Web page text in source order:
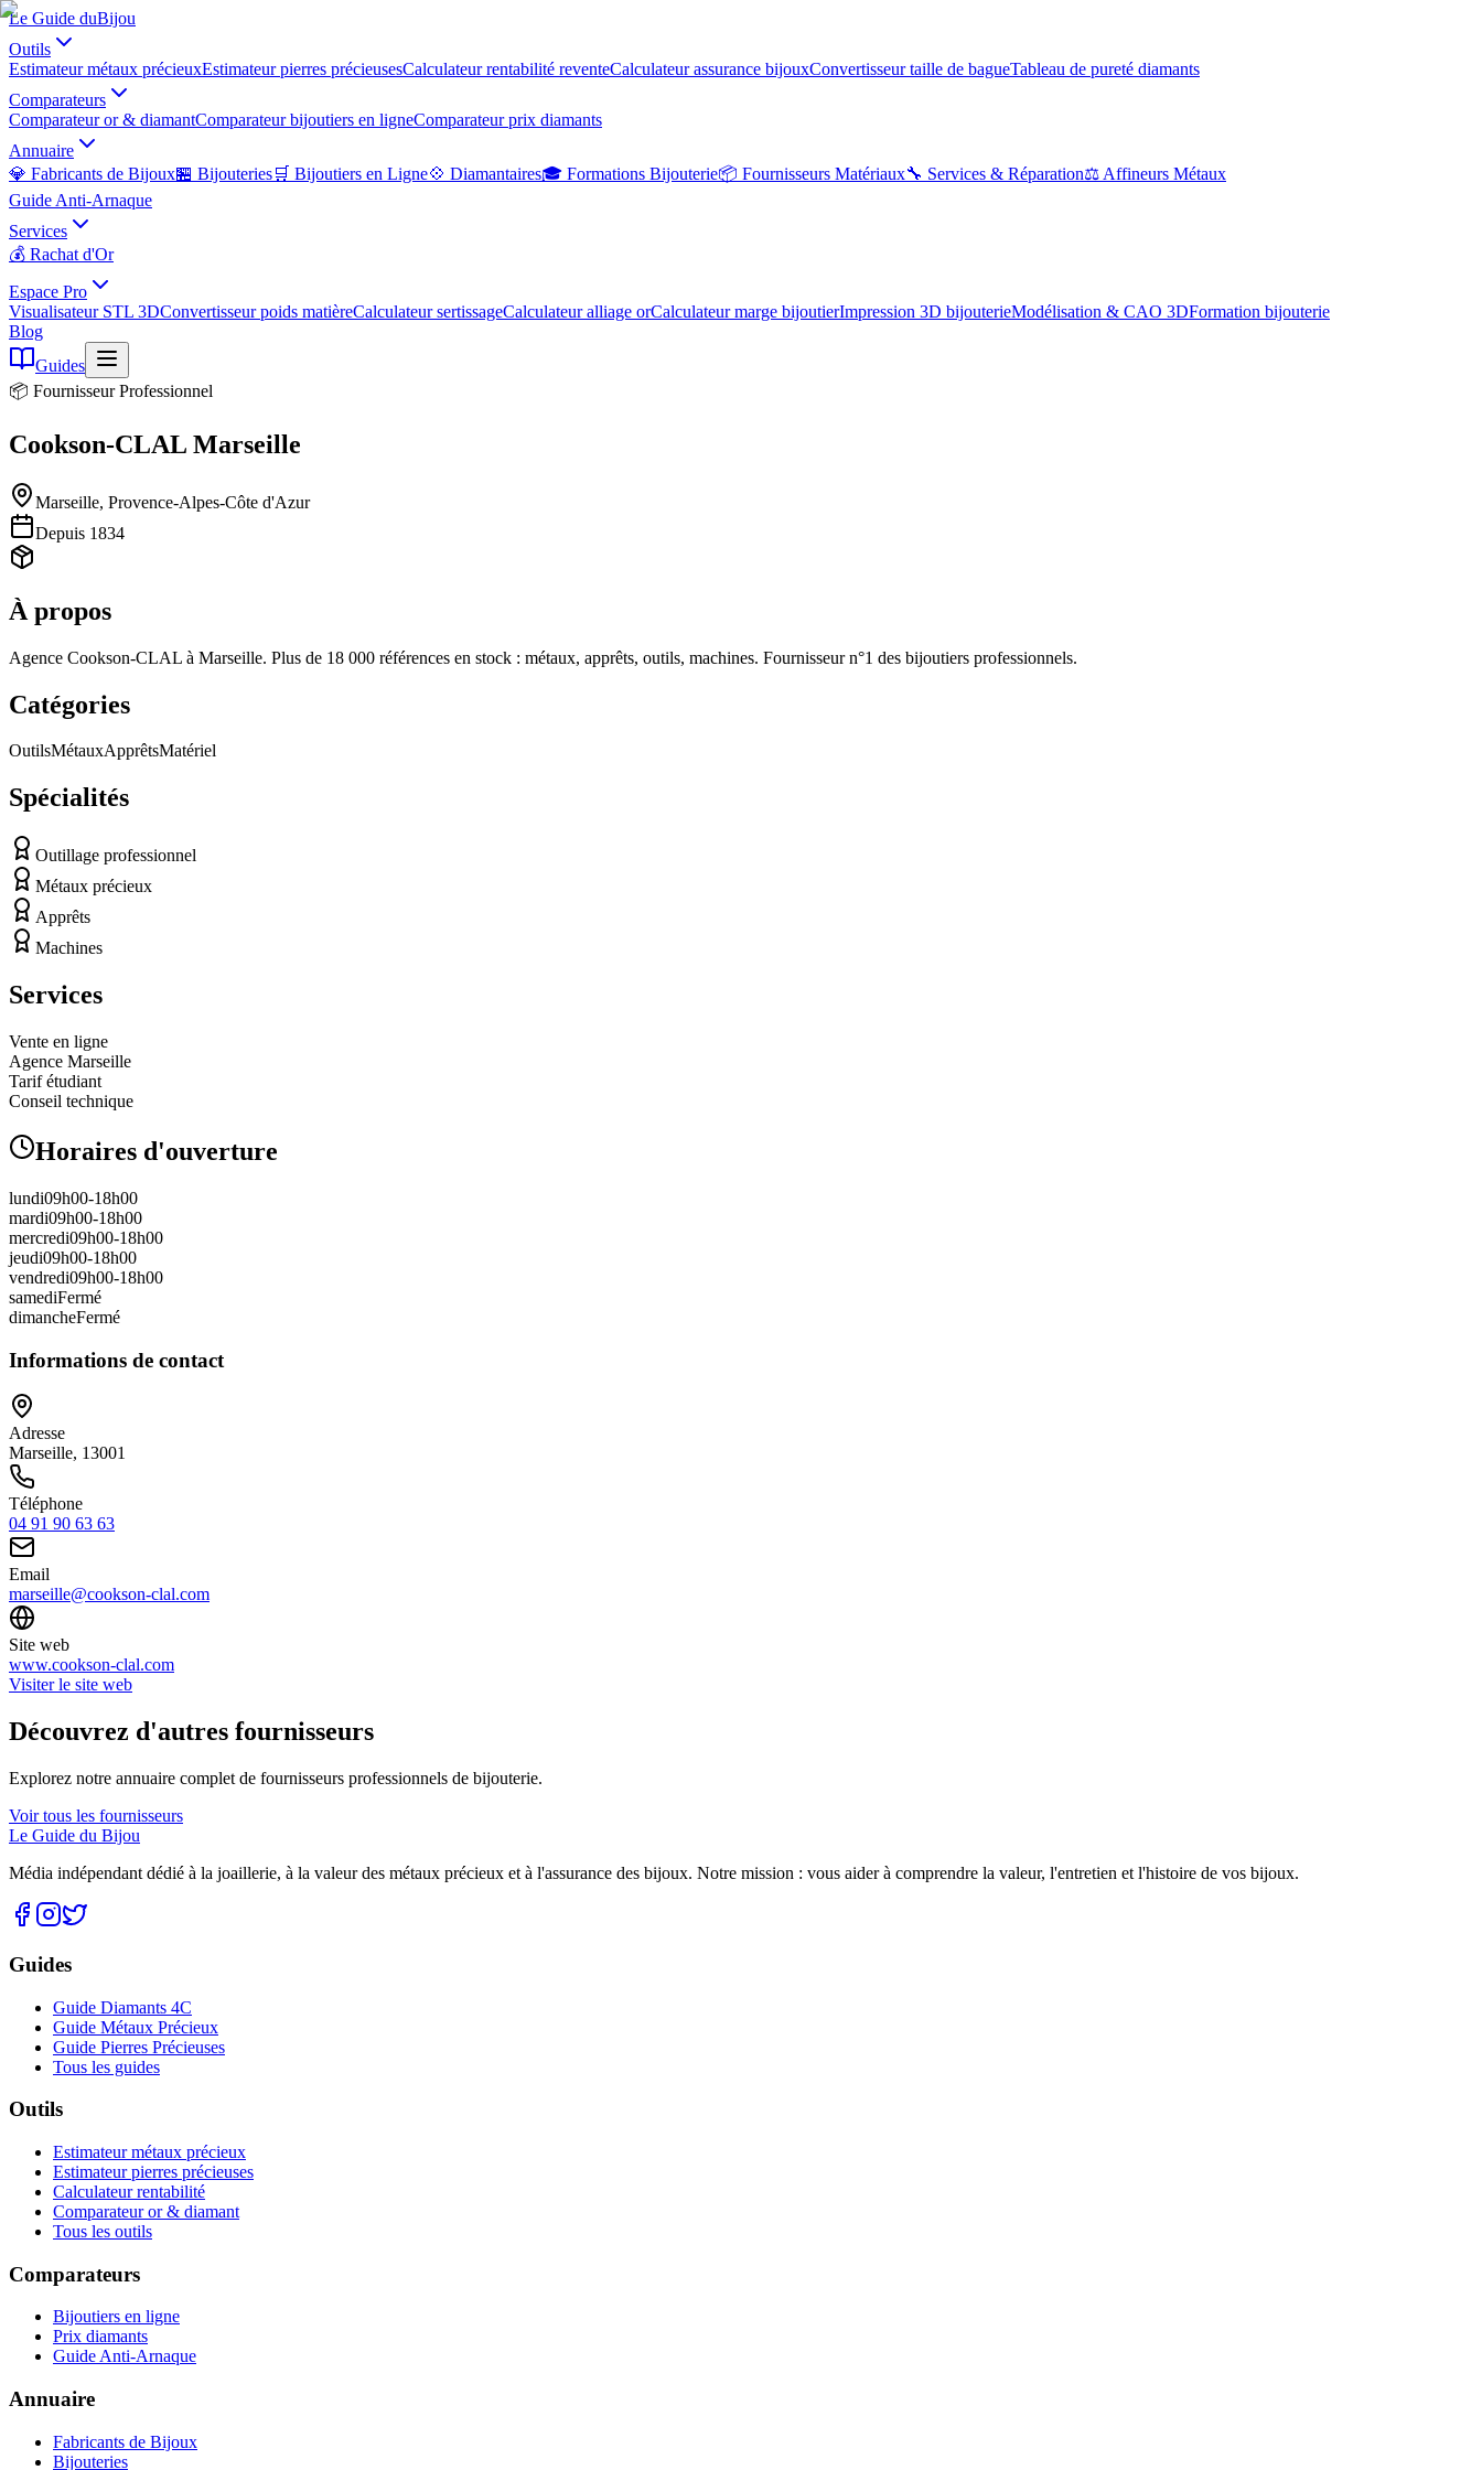
Le Guide duBijou
Outils
Estimateur métaux précieuxEstimateur pierres précieusesCalculateur rentabilité reventeCalculateur assurance bijouxConvertisseur taille de bagueTableau de pureté diamants
Comparateurs
Comparateur or & diamantComparateur bijoutiers en ligneComparateur prix diamants
Annuaire
💎 Fabricants de Bijoux🏪 Bijouteries🛒 Bijoutiers en Ligne💠 Diamantaires🎓 Formations Bijouterie📦 Fournisseurs Matériaux🔧 Services & Réparation⚖️ Affineurs Métaux
Guide Anti-Arnaque
Services
💰 Rachat d'Or
Espace Pro
Visualisateur STL 3DConvertisseur poids matièreCalculateur sertissageCalculateur alliage orCalculateur marge bijoutierImpression 3D bijouterieModélisation & CAO 3DFormation bijouterie
Blog
Guides
📦 Fournisseur Professionnel
Cookson-CLAL Marseille
Marseille, Provence-Alpes-Côte d'Azur
Depuis 1834
À propos
Agence Cookson-CLAL à Marseille. Plus de 18 000 références en stock : métaux, apprêts, outils, machines. Fournisseur n°1 des bijoutiers professionnels.
Catégories
OutilsMétauxApprêtsMatériel
Spécialités
Outillage professionnel
Métaux précieux
Apprêts
Machines
Services
Vente en ligne
Agence Marseille
Tarif étudiant
Conseil technique
Horaires d'ouverture
lundi09h00-18h00
mardi09h00-18h00
mercredi09h00-18h00
jeudi09h00-18h00
vendredi09h00-18h00
samediFermé
dimancheFermé
Informations de contact
Adresse
Marseille, 13001
Téléphone
04 91 90 63 63
Email
marseille@cookson-clal.com
Site web
www.cookson-clal.com
Visiter le site web
Découvrez d'autres fournisseurs
Explorez notre annuaire complet de fournisseurs professionnels de bijouterie.
Voir tous les fournisseurs
Le Guide du Bijou
Média indépendant dédié à la joaillerie, à la valeur des métaux précieux et à l'assurance des bijoux. Notre mission : vous aider à comprendre la valeur, l'entretien et l'histoire de vos bijoux.
Guides
Guide Diamants 4C
Guide Métaux Précieux
Guide Pierres Précieuses
Tous les guides
Outils
Estimateur métaux précieux
Estimateur pierres précieuses
Calculateur rentabilité
Comparateur or & diamant
Tous les outils
Comparateurs
Bijoutiers en ligne
Prix diamants
Guide Anti-Arnaque
Annuaire
Fabricants de Bijoux
Bijouteries